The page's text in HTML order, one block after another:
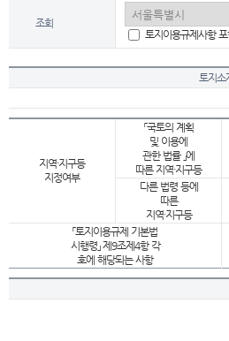
조회
토지이용규제사항
토지소
지역·지구등
지정여부
「국토의 계획
및 이용에
관한 법률 」에
따른 지역·지구등
다른 법령 등에
따른
지역·지구등
「토지이용규제 기본법
시행령」 제9조제4항 각
호에 해당되는 사항